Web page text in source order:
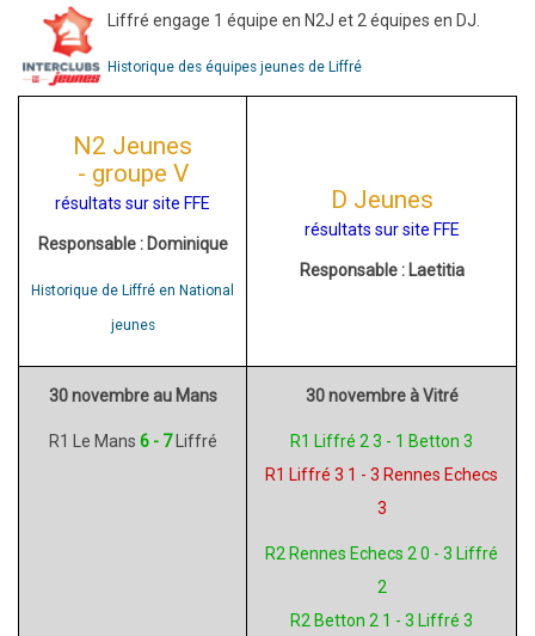
Liffré engage 1 équipe en N2J et 2 équipes en DJ.
Historique des équipes jeunes de Liffré
N2 Jeunes
- groupe V
résultats sur site FFE
Responsable : Dominique
Historique de Liffré en National
jeunes
D Jeunes
résultats sur site FFE
Responsable : Laetitia
30 novembre au Mans
R1 Le Mans 6 - 7Liffré
30 novembre à Vitré
R1 Liffré 2 3 - 1 Betton 3
R1 Liffré 3 1 - 3 Rennes Echecs
3
R2 Rennes Echecs 2 0 - 3 Liffré
2
R2 Betton 2 1 - 3 Liffré 3